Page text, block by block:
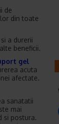
de
din toate
a durerii
beneficii.
gel
acuta
afectate.
sanatatii
mai
si postura.